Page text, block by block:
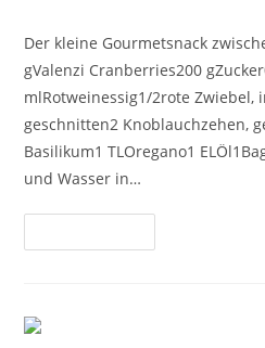
Der kleine Gourmetsnack
gValenzi Cranberries200
mlRotweinessig1/2rote Zwiebel,
geschnitten2 Knoblauchzehen,
Basilikum1 TLOregano1
und Wasser in…